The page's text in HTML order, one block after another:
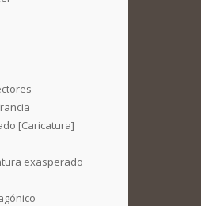
[Caricatura]
exasperado